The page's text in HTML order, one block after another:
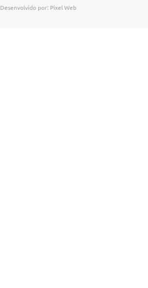
Desenvolvido por: Pixel Web